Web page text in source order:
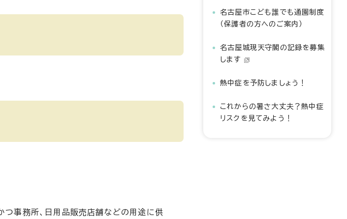
事務所、日用品販売店舗などの用途に供
名古屋市こども誰でも通園制度
（保護者の方へのご案内）
名古屋城現天守閣の記録を募集
します
熱中症を予防しましょう！
これからの暑さ大丈夫？熱中症
リスクを見てみよう！